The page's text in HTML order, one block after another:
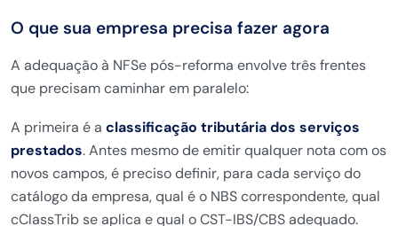
O que sua empresa precisa fazer agora
A adequação à NFSe pós-reforma envolve três frentes
que precisam caminhar em paralelo:
A primeira é a classificação tributária dos serviços
prestados. Antes mesmo de emitir qualquer nota com os
novos campos, é preciso definir, para cada serviço do
catálogo da empresa, qual é o NBS correspondente, qual
cClassTrib se aplica e qual o CST-IBS/CBS adequado.